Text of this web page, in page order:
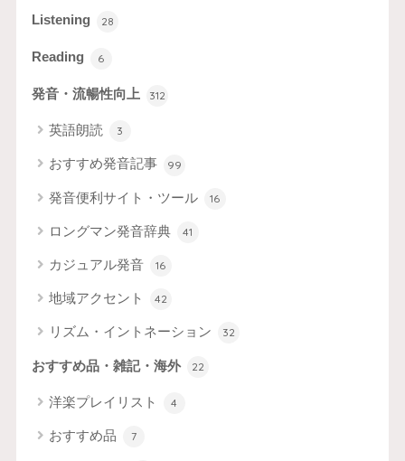
Listening 28
Reading 6
発音・流暢性向上 312
英語朗読 3
おすすめ発音記事 99
発音便利サイト・ツール 16
ロングマン発音辞典 41
カジュアル発音 16
地域アクセント 42
リズム・イントネーション 32
おすすめ品・雑記・海外 22
洋楽プレイリスト 4
おすすめ品 7